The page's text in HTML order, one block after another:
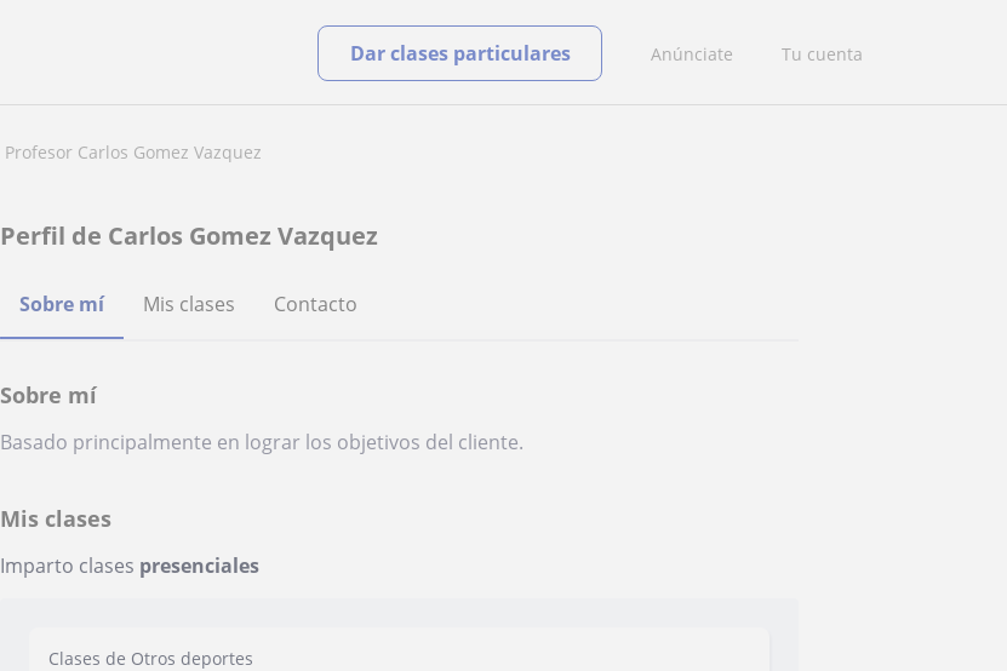
Anúnciate Tu cuenta
Dar clases particulares
Profesor Carlos Gomez Vazquez
Perfil de Carlos Gomez Vazquez
Sobre mí Mis clases Contacto
Sobre mí
Basado principalmente en lograr los objetivos del cliente.
Mis clases
Imparto clases presenciales
Clases de Otros deportes